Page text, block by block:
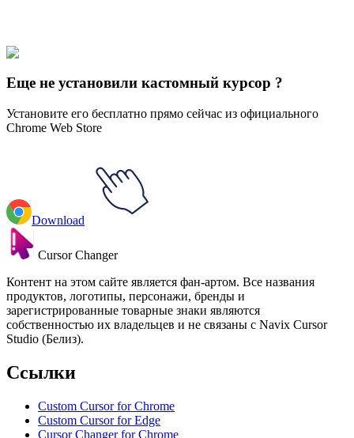
Звезды Brawl
Еще не установили кастомный курсор ?
Установите его бесплатно прямо сейчас из официального
Chrome Web Store
Download
Cursor Changer
Контент на этом сайте является фан-артом. Все названия
продуктов, логотипы, персонажи, бренды и
зарегистрированные товарные знаки являются
собственностью их владельцев и не связаны с Navix Cursor
Studio (Белиз).
Ссылки
Custom Cursor for Chrome
Custom Cursor for Edge
Cursor Changer for Chrome